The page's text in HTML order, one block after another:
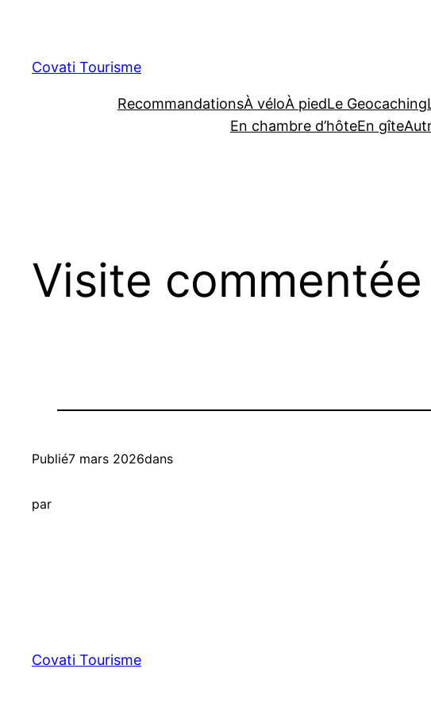
contenu
Covati Tourisme
RecommandationsÀ véloÀ piedLe Geocaching
En chambre d’hôteEn gîte
Visite commentée
Publié7 mars 2026dans
par
Covati Tourisme